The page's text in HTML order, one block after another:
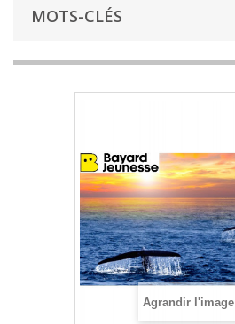
MOTS-CLÉS
Agrandir l'image